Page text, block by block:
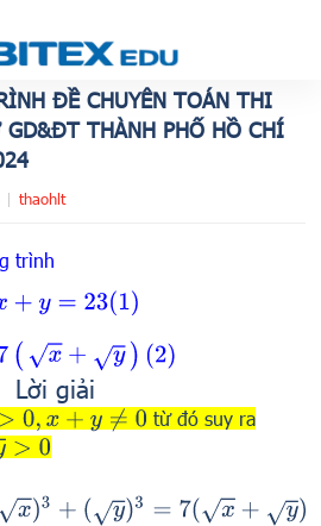
ĐỀ CHUYÊN TOÁN THI
GD&ĐT THÀNH PHỐ HỒ CHÍ
thaohlt
trình
x+ y
Lời giải
,x +y ≠0
từ đó suy ra
3+(y)3 =7 (x +y)